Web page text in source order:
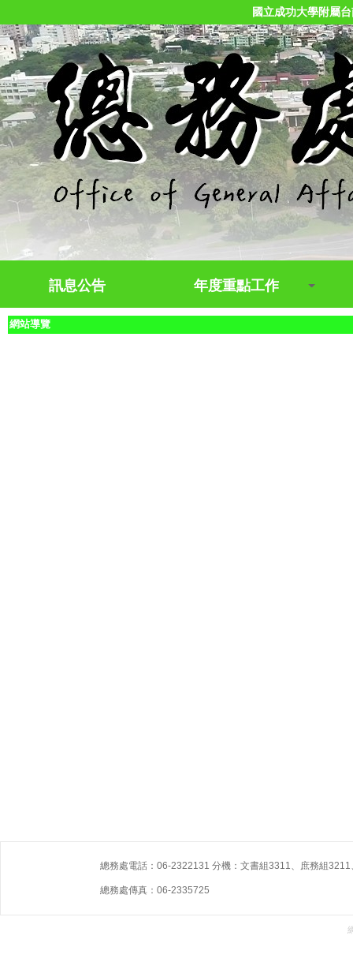
國立成功大學附屬
訊息公告 年度重點工作
網站導覽
總務處電話：06-2322131 分機：文書組3311、庶務組
總務處傳真：06-2335725